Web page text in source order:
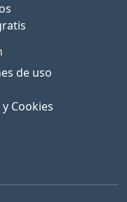
de uso
Cookies